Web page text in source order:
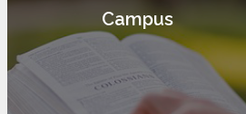
Campus